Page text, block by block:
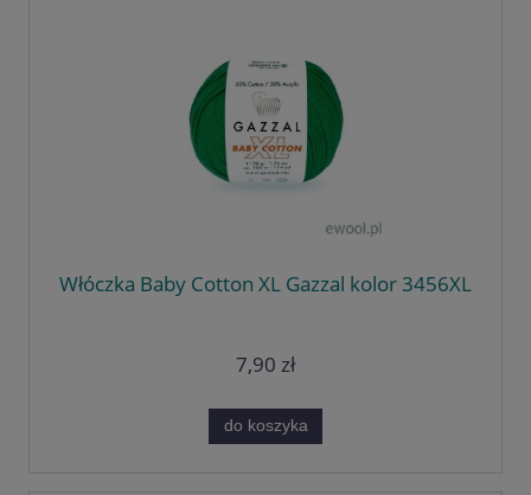
Włóczka Baby Cotton XL Gazzal kolor 3456XL
7,90 zł
do koszyka